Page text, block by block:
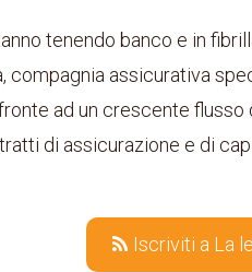
tenendo banco e in
compagnia assicurativa
ad un crescente
di assicurazione e di
Iscriviti a La